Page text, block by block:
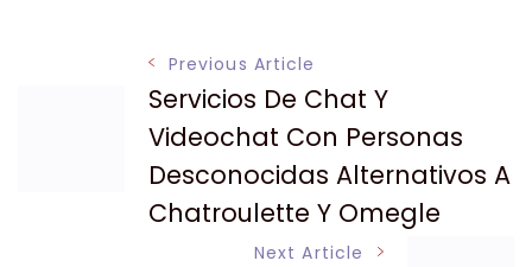
Navigation
Previous Article
Servicios De Chat Y
Videochat Con Personas
Desconocidas Alternativos A
Chatroulette Y Omegle
Next Article